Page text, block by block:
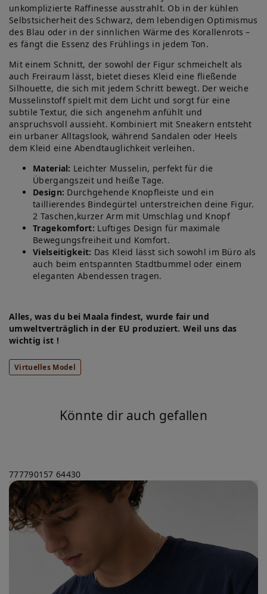
unkomplizierte Raffinesse ausstrahlt. Ob in der kühlen
Selbstsicherheit des Schwarz, dem lebendigen Optimismus
des Blau oder in der sinnlichen Wärme des Korallenrots –
es fängt die Essenz des Frühlings in jedem Ton.
Mit einem Schnitt, der sowohl der Figur schmeichelt als
auch Freiraum lässt, bietet dieses Kleid eine fließende
Silhouette, die sich mit jedem Schritt bewegt. Der weiche
Musselinstoff spielt mit dem Licht und sorgt für eine
subtile Textur, die sich angenehm anfühlt und
anspruchsvoll aussieht. Kombiniert mit Sneakern entsteht
ein urbaner Alltagslook, während Sandalen oder Heels
dem Kleid eine Abendtauglichkeit verleihen.
Material: Leichter Musselin, perfekt für die
Übergangszeit und heiße Tage.
Design: Durchgehende Knopfleiste und ein
taillierendes Bindegürtel unterstreichen deine Figur.
2 Taschen,kurzer Arm mit Umschlag und Knopf
Tragekomfort: Luftiges Design für maximale
Bewegungsfreiheit und Komfort.
Vielseitigkeit: Das Kleid lässt sich sowohl im Büro als
auch beim entspannten Stadtbummel oder einem
eleganten Abendessen tragen.
Alles, was du bei Maala findest, wurde fair und
umweltverträglich in der EU produziert. Weil uns das
wichtig ist !
Virtuelles Model
Könnte dir auch gefallen
777790157 64430